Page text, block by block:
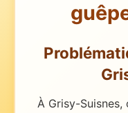
À Grisy-